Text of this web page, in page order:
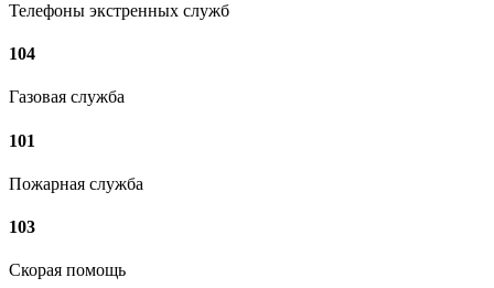
Телефоны экстренных служб
104
Газовая служба
101
Пожарная служба
103
Скорая помощь